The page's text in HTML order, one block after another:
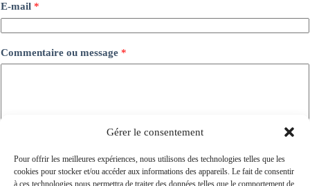
Gérer le consentement
Pour offrir les meilleures expériences, nous utilisons des technologies telles que les
cookies pour stocker et/ou accéder aux informations des appareils. Le fait de consentir
à ces technologies nous permettra de traiter des données telles que le comportement de
E-mail *
Commentaire ou message *
Envoyer